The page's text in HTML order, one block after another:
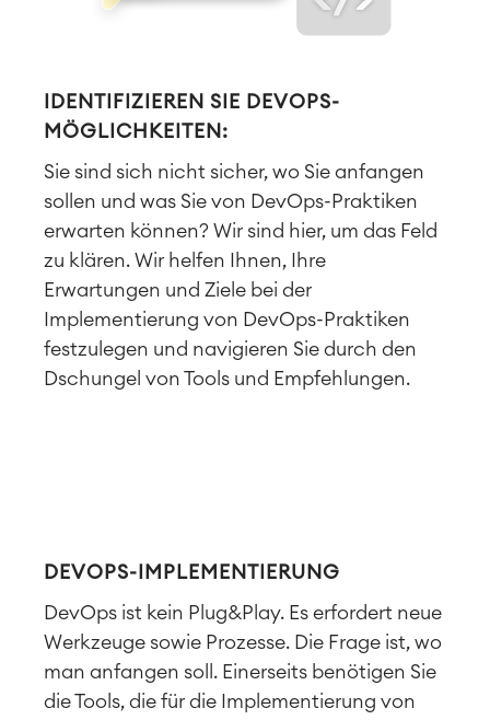
IDENTIFIZIEREN SIE DEVOPS-
MÖGLICHKEITEN:
Sie sind sich nicht sicher, wo Sie anfangen
sollen und was Sie von DevOps-Praktiken
erwarten können? Wir sind hier, um das Feld
zu klären. Wir helfen Ihnen, Ihre
Erwartungen und Ziele bei der
Implementierung von DevOps-Praktiken
festzulegen und navigieren Sie durch den
Dschungel von Tools und Empfehlungen.
DEVOPS-IMPLEMENTIERUNG
DevOps ist kein Plug&Play. Es erfordert neue
Werkzeuge sowie Prozesse. Die Frage ist, wo
man anfangen soll. Einerseits benötigen Sie
die Tools, die für die Implementierung von